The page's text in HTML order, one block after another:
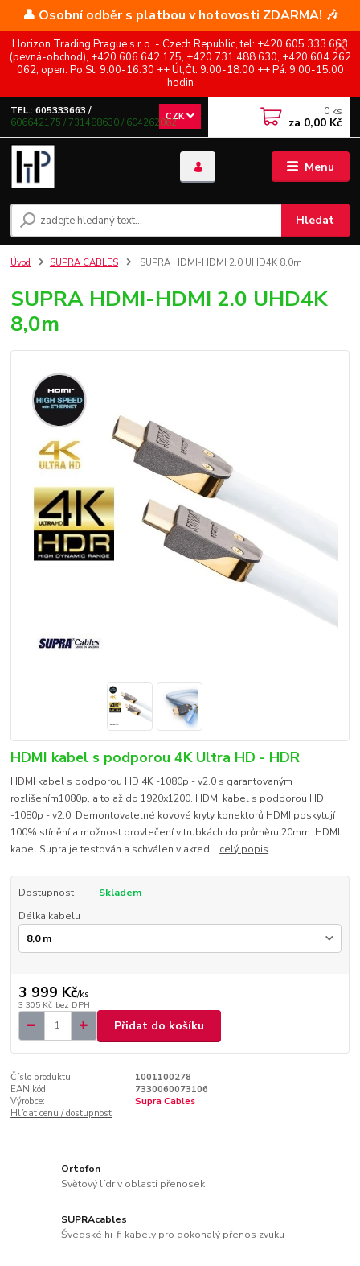
👤 Osobní odběr s platbou v hotovosti ZDARMA! 🎶
Horizon Trading Prague s.r.o. - Czech Republic, tel: +420 605 333 663
(pevná-obchod), +420 606 642 175, +420 731 488 630, +420 604 262
062, open: Po,St: 9.00-16.30 ++ Út,Čt: 9.00-18.00 ++ Pá: 9.00-15.00
hodin
Menu
CZK
Hledat
TEL.: 605333663 /
606642175 / 731488630 / 604262062
0 ks
za 0,00 Kč
Úvod SUPRA CABLES SUPRA HDMI-HDMI 2.0 UHD4K 8,0m
SUPRA HDMI-HDMI 2.0 UHD4K
8,0m
HDMI kabel s podporou 4K Ultra HD - HDR
HDMI kabel s podporou HD 4K -1080p - v2.0 s garantovaným
rozlišením1080p, a to až do 1920x1200. HDMI kabel s podporou HD
-1080p - v2.0. Demontovatelné kovové kryty konektorů HDMI poskytují
100% stínění a možnost provlečení v trubkách do průměru 20mm. HDMI
kabel Supra je testován a schválen v akred... celý popis
Dostupnost
Skladem
Délka kabelu
3 999 Kč/ks
3 305 Kč bez DPH
Přidat do košíku
Číslo produktu:
1001100278
EAN kód:
7330060073106
Výrobce:
Supra Cables
Hlídat cenu / dostupnost
Ortofon
Světový lídr v oblasti přenosek
SUPRAcables
Švédské hi-fi kabely pro dokonalý přenos zvuku